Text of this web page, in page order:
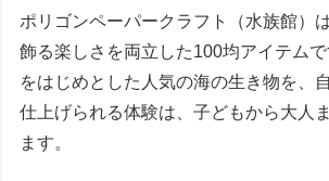
ポリゴンペーパークラフト（水族館）
飾る楽しさを両立した100均アイテム
をはじめとした人気の海の生き物を、
仕上げられる体験は、子どもから大人
ます。